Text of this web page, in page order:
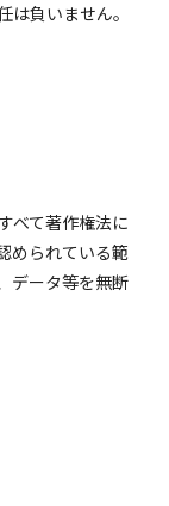
負いません。
べて著作権法に
められている範
データ等を無断